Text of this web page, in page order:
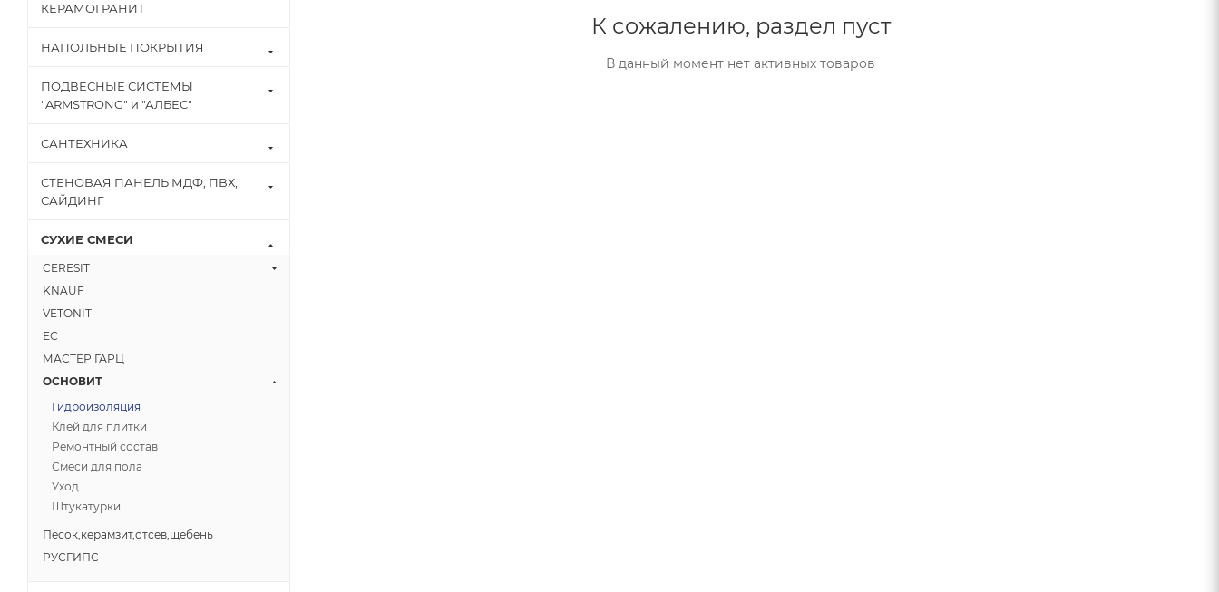
К сожалению, раздел пуст
В данный момент нет активных товаров
КЕРАМОГРАНИТ
НАПОЛЬНЫЕ ПОКРЫТИЯ
ПОДВЕСНЫЕ СИСТЕМЫ
"ARMSTRONG" и "АЛБЕС"
САНТЕХНИКА
СТЕНОВАЯ ПАНЕЛЬ МДФ, ПВХ,
САЙДИНГ
СУХИЕ СМЕСИ
CERESIT
KNAUF
VETONIT
ЕС
МАСТЕР ГАРЦ
ОСНОВИТ
Гидроизоляция
Клей для плитки
Ремонтный состав
Смеси для пола
Уход
Штукатурки
Песок,керамзит,отсев,щебень
РУСГИПС